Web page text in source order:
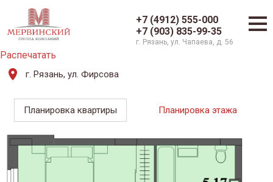
+7 (4912) 555-000
+7 (903) 835-99-35
г. Рязань, ул. Чапаева, д. 56
Распечатать
г. Рязань, ул. Фирсова
Планировка квартиры Планировка этажа